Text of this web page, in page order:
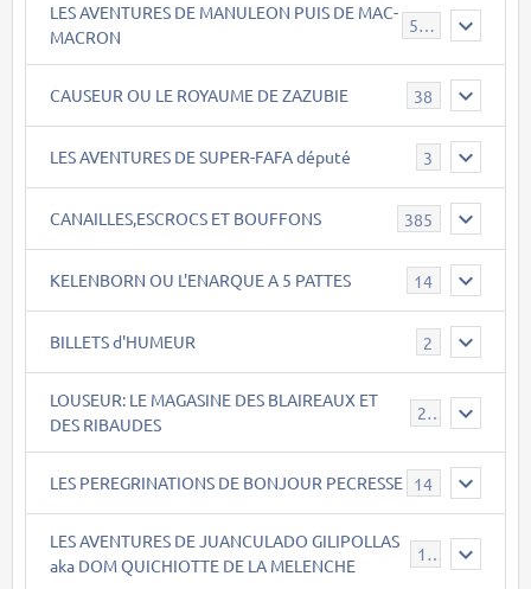
LES AVENTURES DE MANULEON PUIS DE MAC-
MACRON
543
CAUSEUR OU LE ROYAUME DE ZAZUBIE 38
LES AVENTURES DE SUPER-FAFA député 3
CANAILLES,ESCROCS ET BOUFFONS 385
KELENBORN OU L'ENARQUE A 5 PATTES 14
BILLETS d'HUMEUR 2
LOUSEUR: LE MAGASINE DES BLAIREAUX ET
DES RIBAUDES
21
LES PEREGRINATIONS DE BONJOUR PECRESSE 14
LES AVENTURES DE JUANCULADO GILIPOLLAS
aka DOM QUICHIOTTE DE LA MELENCHE
119